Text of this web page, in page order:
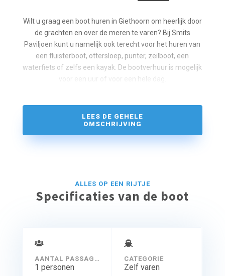
Wilt u graag een boot huren in Giethoorn om heerlijk door
de grachten en over de meren te varen? Bij Smits
Paviljoen kunt u namelijk ook terecht voor het huren van
een fluisterboot, ottersloep, punter, zeilboot, een
waterfiets of zelfs een kayak. De bootverhuur is mogelijk
voor een uur of voor een hele dag.
LEES DE GEHELE
OMSCHRIJVING
ALLES OP EEN RIJTJE
Specificaties van de boot
AANTAL PASSAGIERS
1 personen
CATEGORIE
Zelf varen